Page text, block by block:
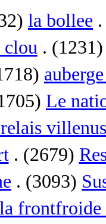
la bollee
.
Le
villenus
. (2679)
. (3093)
frontfroide